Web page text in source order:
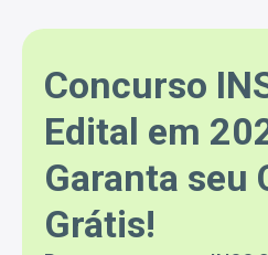
Concurso
Edital em
Garanta seu
Grátis!